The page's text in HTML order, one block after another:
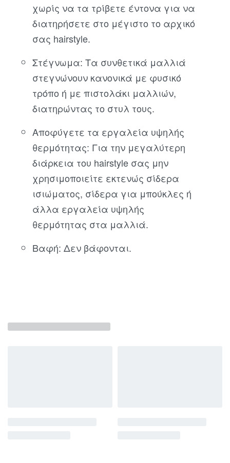
χωρίς να τα τρίβετε έντονα για να
διατηρήσετε στο μέγιστο το αρχικό
σας hairstyle.
Στέγνωμα: Τα συνθετικά μαλλιά
στεγνώνουν κανονικά με φυσικό
τρόπο ή με πιστολάκι μαλλιών,
διατηρώντας το στυλ τους.
Αποφύγετε τα εργαλεία υψηλής
θερμότητας: Για την μεγαλύτερη
διάρκεια του hairstyle σας μην
χρησιμοποιείτε εκτενώς σίδερα
ισιώματος, σίδερα για μπούκλες ή
άλλα εργαλεία υψηλής
θερμότητας στα μαλλιά.
Βαφή: Δεν βάφονται.